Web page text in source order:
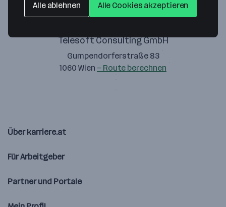
Telesoft Consulting GmbH
Gumpendorferstraße 83
1060 Wien — Route berechnen
Über karriere.at
Für Arbeitgeber
Partner und Portale
Alle ablehnen Alle Cookies akzeptieren